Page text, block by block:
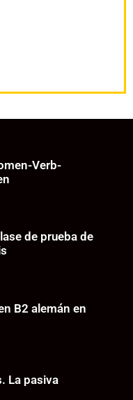
Verb-
de prueba de
B2 alemán en
La pasiva